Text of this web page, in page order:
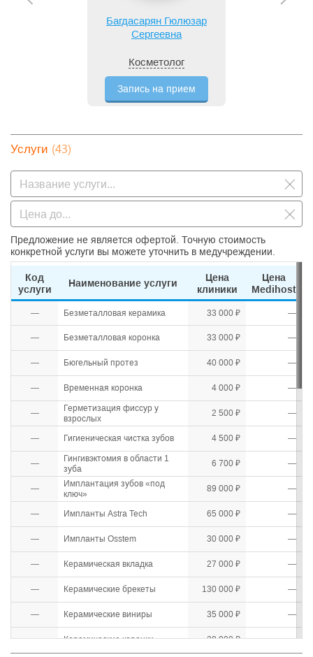
Багдасарян Гюлюзар
Сергеевна
Косметолог
Запись на прием
Услуги (43)
Предложение не является офертой. Точную стоимость
конкретной услуги вы можете уточнить в медучреждении.
Код
услуги
Наименование услуги
Цена
клиники
Цена
Medihost
— Безметалловая керамика 33 000 ₽ —
— Безметалловая коронка 33 000 ₽ —
— Бюгельный протез 40 000 ₽ —
— Временная коронка 4 000 ₽ —
—
Герметизация фиссур у
взрослых
2 500 ₽ —
— Гигиеническая чистка зубов 4 500 ₽ —
—
Гингивэктомия в области 1
зуба
6 700 ₽ —
—
Имплантация зубов «под
ключ»
89 000 ₽ —
— Импланты Astra Tech 65 000 ₽ —
— Импланты Osstem 30 000 ₽ —
— Керамическая вкладка 27 000 ₽ —
— Керамические брекеты 130 000 ₽ —
— Керамические виниры 35 000 ₽ —
— Керамические коронки 28 000 ₽ —